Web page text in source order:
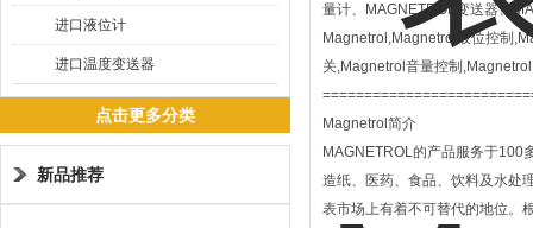
进口液位计
进口温度变送器
点击更多分类
新品推荐
量计、MAGNETROL变送器、
Magnetrol,Magnetrol液位控制
关,Magnetrol音量控制
Magnetrol简介
MAGNETROL的产品服务于100
造纸、医药、食品、饮料及水处
表市场上有着不可替代的地位。